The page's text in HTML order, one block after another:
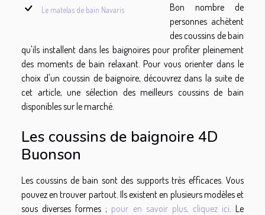
Le matelas de bain Navaris
Bon nombre de
personnes achètent
des coussins de bain
qu'ils installent dans les baignoires pour profiter pleinement
des moments de bain relaxant. Pour vous orienter dans le
choix d'un coussin de baignoire, découvrez dans la suite de
cet article, une sélection des meilleurs coussins de bain
disponibles sur le marché.
Les coussins de baignoire 4D
Buonson
Les coussins de bain sont des supports très efficaces. Vous
pouvez en trouver partout. Ils existent en plusieurs modèles et
sous diverses formes ; pour en savoir plus, cliquez ici . Le